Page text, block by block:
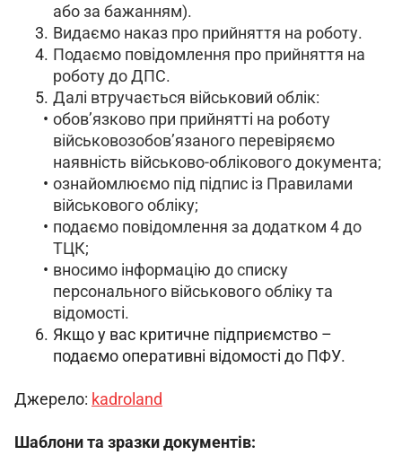
або за бажанням).
Видаємо наказ про прийняття на роботу.
Подаємо повідомлення про прийняття на
роботу до ДПС.
Далі втручається військовий облік:
обов’язково при прийнятті на роботу
військовозобов’язаного перевіряємо
наявність військово-облікового документа;
ознайомлюємо під підпис із Правилами
військового обліку;
подаємо повідомлення за додатком 4 до
ТЦК;
вносимо інформацію до списку
персонального військового обліку та
відомості.
Якщо у вас критичне підприємство –
подаємо оперативні відомості до ПФУ.
Джерело: kadroland
Шаблони та зразки документів: